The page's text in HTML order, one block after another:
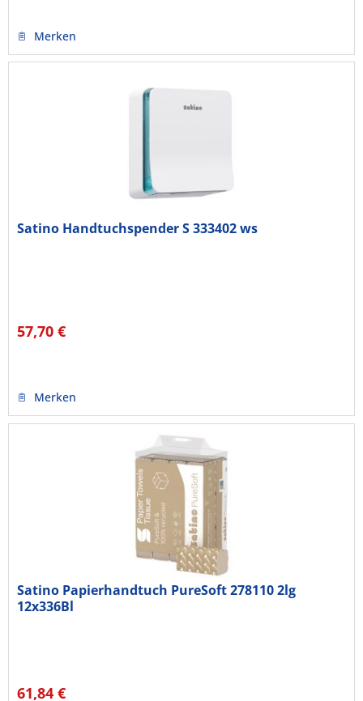
Merken
Satino Handtuchspender S 333402 ws
57,70 €
Merken
Satino Papierhandtuch PureSoft 278110 2lg
12x336Bl
61,84 €